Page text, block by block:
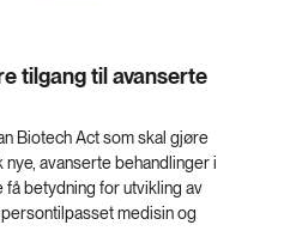
tilgang til avanserte
Biotech Act som skal gjøre
avanserte behandlinger i
få betydning for utvikling av
medisin og